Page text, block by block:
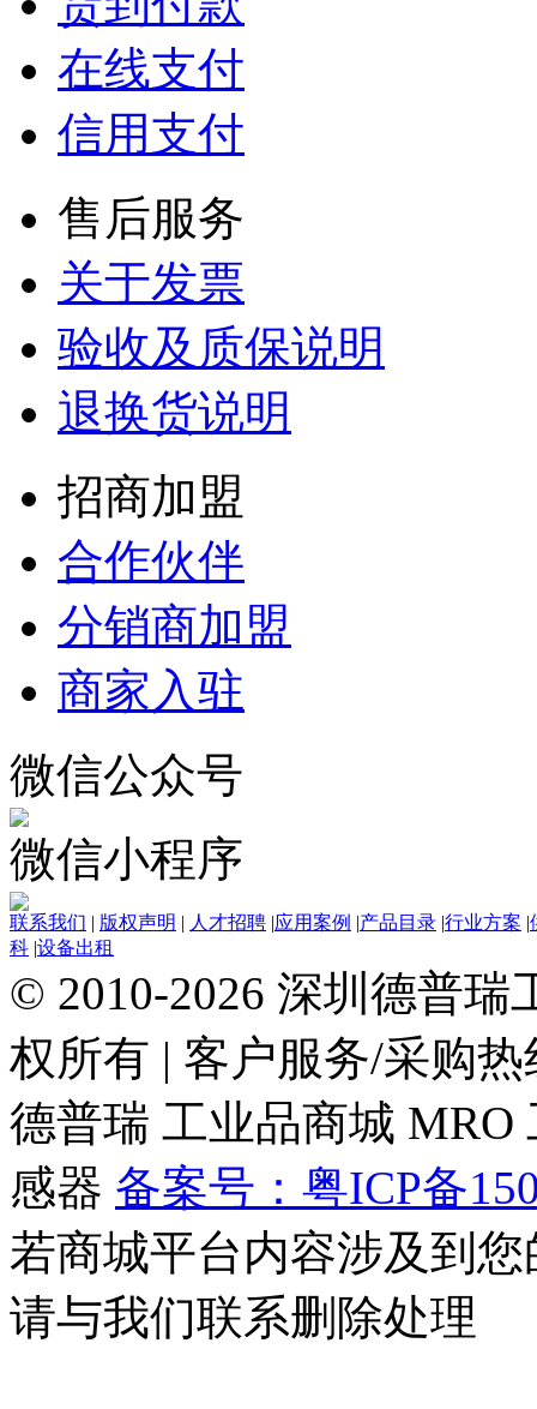
在线支付
信用支付
售后服务
关于发票
验收及质保说明
退换货说明
招商加盟
合作伙伴
分销商加盟
商家入驻
微信公众号
微信小程序
联系我们 | 版权声明 | 人才招聘 |应用案例 |产品目录 |行业方案 |
科 |设备出租
© 2010-2026 深圳德普瑞
权所有 | 客户服务/采购热
德普瑞 工业品商城 MRO
感器 备案号：粤ICP备
若商城平台内容涉及到
请与我们联系删除处理